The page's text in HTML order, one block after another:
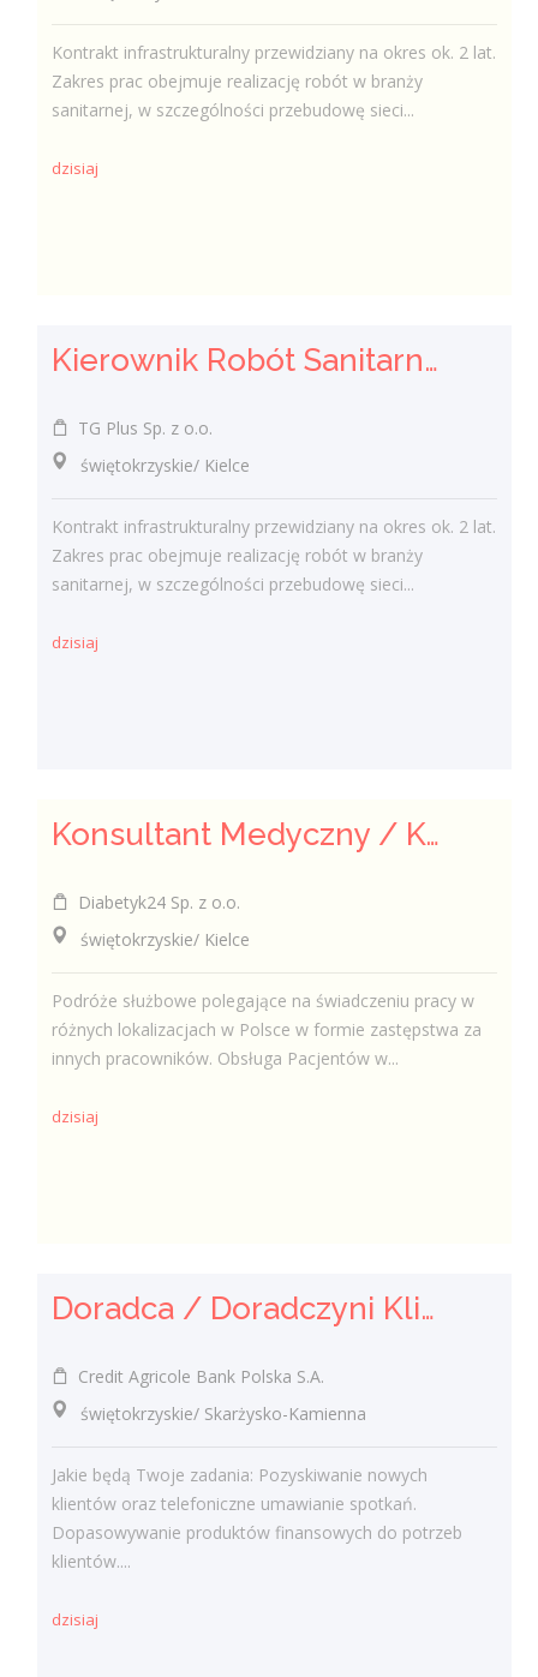
Kontrakt infrastrukturalny przewidziany na okres ok. 2 lat.
Zakres prac obejmuje realizację robót w branży
sanitarnej, w szczególności przebudowę sieci...
dzisiaj
Kierownik Robót Sanitarnych
TG Plus Sp. z o.o.
świętokrzyskie/ Kielce
Kontrakt infrastrukturalny przewidziany na okres ok. 2 lat.
Zakres prac obejmuje realizację robót w branży
sanitarnej, w szczególności przebudowę sieci...
dzisiaj
Konsultant Medyczny / Konsultantka Medyczna w sklepie medycznym (Fizjoterapeuta, Technik farmaceutyczny, Technik ortopeda)
Diabetyk24 Sp. z o.o.
świętokrzyskie/ Kielce
Podróże służbowe polegające na świadczeniu pracy w
różnych lokalizacjach w Polsce w formie zastępstwa za
innych pracowników. Obsługa Pacjentów w...
dzisiaj
Doradca / Doradczyni Klienta
Credit Agricole Bank Polska S.A.
świętokrzyskie/ Skarżysko-Kamienna
Jakie będą Twoje zadania: Pozyskiwanie nowych
klientów oraz telefoniczne umawianie spotkań.
Dopasowywanie produktów finansowych do potrzeb
klientów....
dzisiaj